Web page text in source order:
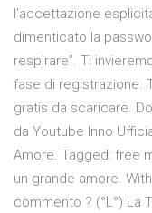
l’accettazione
dimenticato la
respirare”. Ti
fase di registrazione.
gratis da scaricare.
da Youtube Inno
Amore. Tagged: free
un grande amore.
commento ? (°L°) La